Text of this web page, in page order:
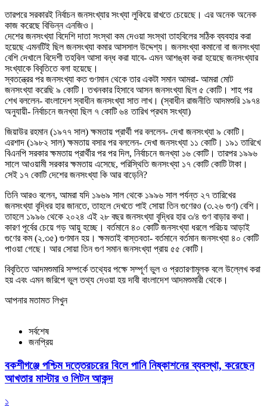
তারপরে সরকারই নির্বাচন জনসংখ্যার সংখ্যা লুকিয়ে রাখতে চেয়েছে। এর অনেক অনেক
কাজ করেছে বিভিন্ন এনজিও।
দেশের জনসংখ্যা বিদেশি দাতা সংস্থা কম দেওয়া সংস্থা তাহবিলের সঠিক ব্যবহার করা
হয়েছে এমনটিই ছিল জনসংখ্যা কমার আসসাল উদ্দেশ্য। জনসংখ্যা কমানো বা জনসংখ্যা
বেশি দেখালে বিদেশী তহবিল আসা বন্ধ করা যাবে- এমন আশঙ্কা করা হয়েছে জনসংখ্যার
সংখ্যাকে বিবৃতিতে বলা হয়েছে।
স্বতন্ত্রের পর জনসংখ্যা কত গুণমান থেকে তার একটা সমান আমরা- আমরা মোট
জনসংখ্যা করেছি ৯ কোটি। তখনকার হিসাবে আসন জনসংখ্যা ছিল ৫ কোটি। শাহ পর
শেখ বললেন- বাংলাদেশ স্বাধীন জনসংখ্যা সাত লাখ। (স্বাধীন রাজনীতি আদমশুরি ১৯৭৪
অনুযায়ী- নির্বাচনে জনখ্যা ছিল ৭ কোটি ৬৪ তারিখ প্রথম সংখ্যা)
জিয়াউর রহমান (১৯৭৭ সাল) ক্ষমতায় প্রার্থী পর বললেন- দেখা জনসংখ্যা ৯ কোটি।
এরশাদ (১৯৮২ সাল) ক্ষমতায় বসার পর বললেন- দেখা জনসংখ্যা ১১ কোটি। ১৯১ তারিখে
বিএনপি সরকার ক্ষমতায় প্রার্থীর পর পর দিল, নির্বাচনে জনখ্যা ১৬ কোটি। তারপর ১৯৯৬
সালে আওয়ামী সরকার ক্ষমতায় এসেছে, পরিস্থিতি জনসংখ্যা ১৭ কোটি কোটি টাকা।
সেই ১৭ কোটি দেশের জনসংখ্যা কি আর বাড়েনি?
তিনি আরও বলেন, আমরা যদি ১৯৬৯ সাল থেকে ১৯৯৬ সাল পর্যন্ত ২৭ তারিখের
জনসংখ্যা বৃদ্ধির হার জানতে, তাহলে দেখতে পাই সোয়া তিন গুণেরও (৩.২৬ গুণ) বেশি।
তাহলে ১৯৯৬ থেকে ২০২৪ এই ২৮ বছর জনসংখ্যা বৃদ্ধির হার ৩/৪ গুণ বাড়ার কথা।
কারণ পূর্বের চেয়ে গড় আয়ু হচ্ছে। বর্তমানে ৪০ কোটি জনসংখ্যা ধরলে পরিচয় আড়াই
গুণের কম (২.৩৫) গুণমান হয়। ক্ষমতাই বাস্তবতা- বর্তমানে বর্তমান জনসংখ্যা ৪০ কোটি
পাওয়া গেছে। আর সোয়া তিন গুণ সমান জনসংখ্যা প্রায় ৫৫ কোটি।
বিবৃতিতে আদমশুমারি সম্পর্কে তথ্যের পক্ষে সম্পূর্ণ ভুল ও প্রতারণামূলক বলে উল্লেখ করা
হয় এবং এমন জরিপে ভুল তথ্য দেওয়া হয় দাবী বাংলাদেশ আদমশুমারী থেকে।
আপনার মতামত লিখুন
সর্বশেষ
জনপ্রিয়
বকশীগঞ্জে পশ্চিম দত্তেরচরের বিলে পানি নিষ্কাশনের ব্যবস্থা, করেছেন
আখতার মাস্টার ও লিটন আকন্দ
১